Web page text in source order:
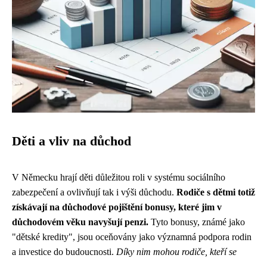
Děti a vliv na důchod
V Německu hrají děti důležitou roli v systému sociálního
zabezpečení a ovlivňují tak i výši důchodu. Rodiče s dětmi totiž
získávají na důchodové pojištění bonusy, které jim v
důchodovém věku navyšují penzi. Tyto bonusy, známé jako
"dětské kredity", jsou oceňovány jako významná podpora rodin
a investice do budoucnosti. Díky nim mohou rodiče, kteří se